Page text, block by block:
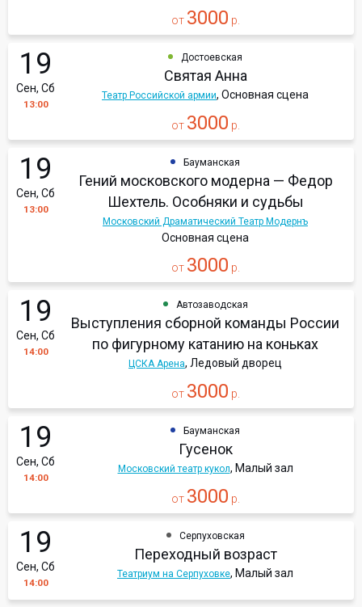
от 3000 р.
19
Сен, Сб
13:00
Достоевская
Святая Анна
Театр Российской армии, Основная сцена
от 3000 р.
19
Сен, Сб
13:00
Бауманская
Гений московского модерна — Федор
Шехтель. Особняки и судьбы
Московский Драматический Театр Модернъ
Основная сцена
от 3000 р.
19
Сен, Сб
14:00
Автозаводская
Выступления сборной команды России
по фигурному катанию на коньках
ЦСКА Арена, Ледовый дворец
от 3000 р.
19
Сен, Сб
14:00
Бауманская
Гусенок
Московский театр кукол, Малый зал
от 3000 р.
19
Сен, Сб
14:00
Серпуховская
Переходный возраст
Театриум на Серпуховке, Малый зал